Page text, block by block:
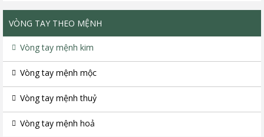
VÒNG TAY THEO MỆNH
Vòng tay mệnh kim
Vòng tay mệnh mộc
Vòng tay mệnh thuỷ
Vòng tay mệnh hoả